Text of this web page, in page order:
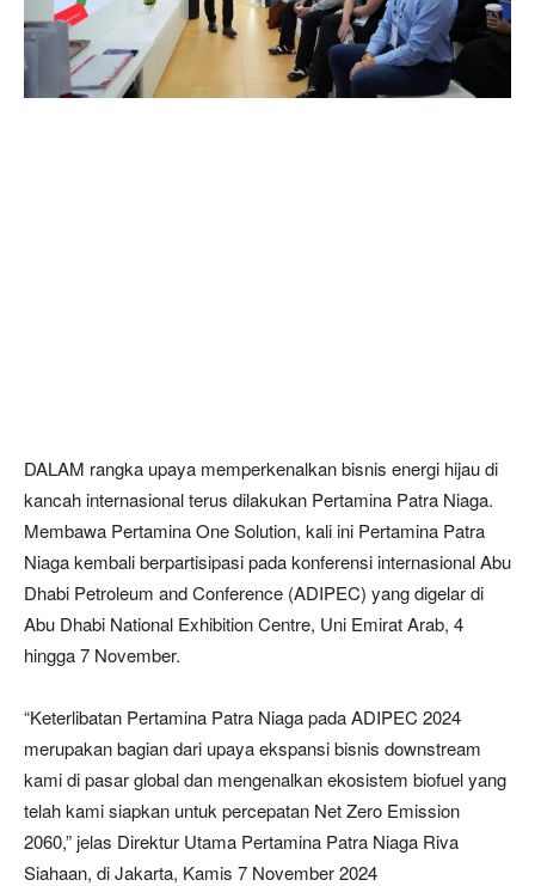
DALAM rangka upaya memperkenalkan bisnis energi hijau di
kancah internasional terus dilakukan Pertamina Patra Niaga.
Membawa Pertamina One Solution, kali ini Pertamina Patra
Niaga kembali berpartisipasi pada konferensi internasional Abu
Dhabi Petroleum and Conference (ADIPEC) yang digelar di
Abu Dhabi National Exhibition Centre, Uni Emirat Arab, 4
hingga 7 November.
“Keterlibatan Pertamina Patra Niaga pada ADIPEC 2024
merupakan bagian dari upaya ekspansi bisnis downstream
kami di pasar global dan mengenalkan ekosistem biofuel yang
telah kami siapkan untuk percepatan Net Zero Emission
2060,” jelas Direktur Utama Pertamina Patra Niaga Riva
Siahaan, di Jakarta, Kamis 7 November 2024